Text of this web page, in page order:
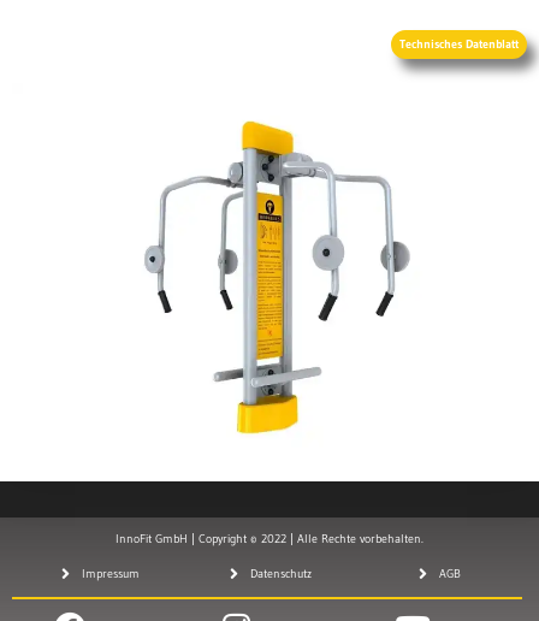
Technisches Datenblatt
InnoFit GmbH | Copyright © 2022 | Alle Rechte vorbehalten.
Impressum Datenschutz AGB